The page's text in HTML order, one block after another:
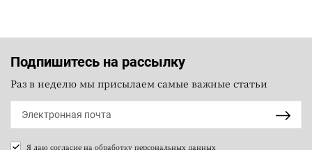
Подпишитесь на рассылку
Раз в неделю мы присылаем самые важные статьи
Я даю согласие на обработку персональных данных